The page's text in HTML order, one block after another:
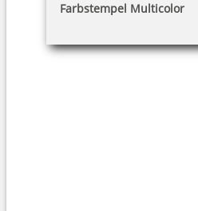
Farbstempel Multicolor